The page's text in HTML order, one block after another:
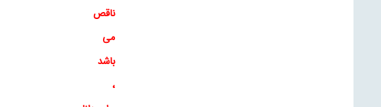
ناقص
می
باشد
،